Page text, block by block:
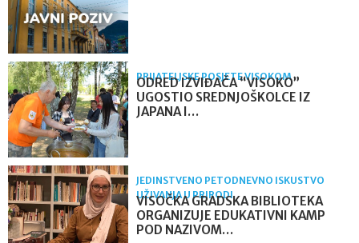
PRIJATELJSKE POSJETE VISOKOM
ODRED IZVIĐAČA “VISOKO”
UGOSTIO SREDNJOŠKOLCE IZ
JAPANA I…
JEDINSTVENO PETODNEVNO ISKUSTVO
UŽIVANJA U PRIRODI
VISOČKA GRADSKA BIBLIOTEKA
ORGANIZUJE EDUKATIVNI KAMP
POD NAZIVOM…